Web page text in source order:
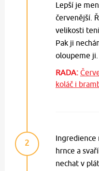
Lepší je
červenější.
velikosti
Pak ji
oloupeme ji.
RADA:
koláč i
2
Ingredience
hrnce a
nechat v